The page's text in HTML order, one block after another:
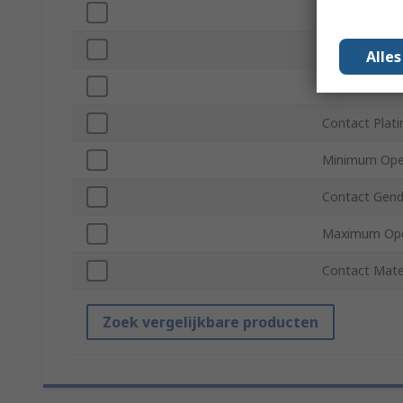
Mount Type
Contact
Minimum
Contact
Maximum
Contact
Zoek vergelijkbare producten